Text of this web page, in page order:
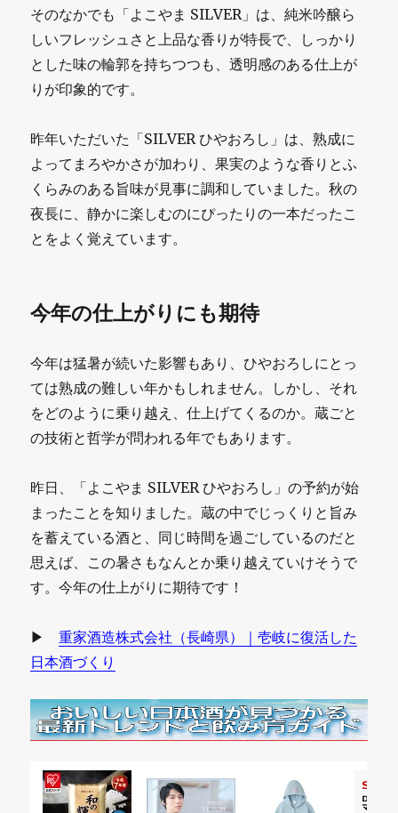
そのなかでも「よこやま SILVER」は、純米吟醸ら
しいフレッシュさと上品な香りが特長で、しっかり
とした味の輪郭を持ちつつも、透明感のある仕上が
りが印象的です。
昨年いただいた「SILVER ひやおろし」は、熟成に
よってまろやかさが加わり、果実のような香りとふ
くらみのある旨味が見事に調和していました。秋の
夜長に、静かに楽しむのにぴったりの一本だったこ
とをよく覚えています。
今年の仕上がりにも期待
今年は猛暑が続いた影響もあり、ひやおろしにとっ
ては熟成の難しい年かもしれません。しかし、それ
をどのように乗り越え、仕上げてくるのか。蔵ごと
の技術と哲学が問われる年でもあります。
昨日、「よこやま SILVER ひやおろし」の予約が始
まったことを知りました。蔵の中でじっくりと旨み
を蓄えている酒と、同じ時間を過ごしているのだと
思えば、この暑さもなんとか乗り越えていけそうで
す。今年の仕上がりに期待です！
▶重家酒造株式会社（長崎県）｜壱岐に復活した
日本酒づくり